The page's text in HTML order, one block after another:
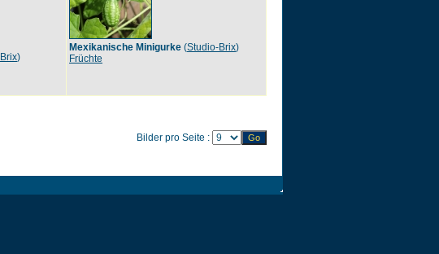
)
Mexikanische Minigurke (Studio-Brix)
Früchte
Bilder pro Seite :